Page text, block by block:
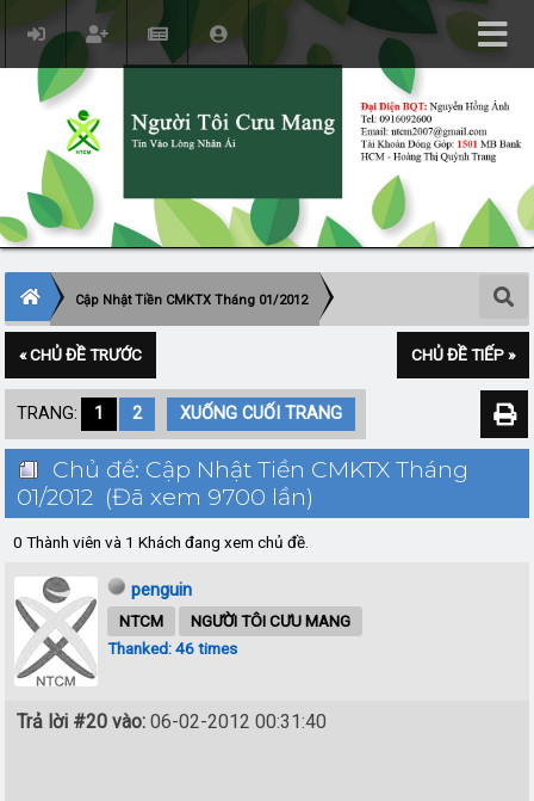
Cập Nhật Tiền CMKTX Tháng 01/2012
« CHỦ ĐỀ TRƯỚC CHỦ ĐỀ TIẾP »
TRANG: 1 2 XUỐNG CUỐI TRANG
Chủ đề: Cập Nhật Tiền CMKTX Tháng
01/2012 (Đã xem 9700 lần)
0 Thành viên và 1 Khách đang xem chủ đề.
penguin
NTCM
NGƯỜI TÔI CƯU MANG
Thanked: 46 times
Trả lời #20 vào: 06-02-2012 00:31:40